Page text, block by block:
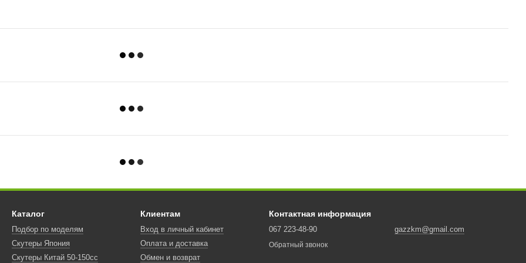
Каталог
Подбор по моделям
Скутеры Япония
Скутеры Китай 50-150сс
Клиентам
Вход в личный кабинет
Оплата и доставка
Обмен и возврат
Контактная информация
067 223-48-90
Обратный звонок
gazzkm@gmail.com